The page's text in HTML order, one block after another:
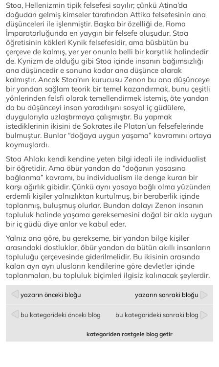
Stoa, Hellenizmin tipik felsefesi sayılır; çünkü Atina’da
doğudan gelmiş kimseler tarafından Attika felsefesinin ana
düşünceleri ile işlenmiştir. Başka bir özelliği de, Roma
İmparatorluğunda en yaygın bir felsefe oluşudur. Stoa
öğretisinin kökleri Kynik felsefesidir, ama büsbütün bu
çerçeve de kalmış, yer yer onunla belli bir karşıtlık halindedir
de. Kynizm de olduğu gibi Stoa içinde insanın bağımsızlığı
ana düşüncedir e sonuna kadar ana düşünce olarak
kalmıştır. Ancak Stoa’nın kurucusu Zenon bu ana düşünceye
bir yandan sağlam teorik bir temel kazandırmak, bunu çeşitli
yönlerinden felsfi olarak temellendirmek istemiş, öte yandan
da bu düşünceyi insan yaradılışını sosyal iç güdülere,
duygularıyla uzlaştırmaya çalışmıştır. Bu yapmak
istediklerinin ikisini de Sokrates ile Platon’un felsefelerinde
bulmuştur. Bunlar “doğaya uygun yaşama” kavramını ortaya
koymuşlardı.
Stoa Ahlakı kendi kendine yeten bilgi ideali ile individualist
bir öğretidir. Ama öbür yandan da “doğanın yasasına
bağlanma” kavramı, bu individualism ile denge kuran bir
karşı ağırlık gibidir. Çünkü aynı yasaya bağlı olma yüzünden
erdemli kişiler yalnızlıktan kurtulmuş, bir beraberlik içinde
toplanmış, buluşmuş olurlar. Bundan dolayı Zenon insanın
topluluk halinde yaşama gereksemesini doğal bir akla uygun
bir iç güdü diye anlar ve kabul eder.
Yalnız ona göre, bu gerekseme, bir yandan bilge kişiler
arasındaki dostluklar, öbür yandan da bütün akıllı insanların
topluluğu çerçevesinde giderilmelidir. Bu ikisinin arasında
kalan ayrı ayrı ulusların kendilerine göre devletler içinde
toplanmaları, bu topluluk biçimleri ilgisiz kalınacak şeylerdir.
yazarın önceki bloğu yazarın sonraki bloğu
bu kategorideki önceki blog bu kategorideki sonraki blog
kategoriden rastgele blog getir